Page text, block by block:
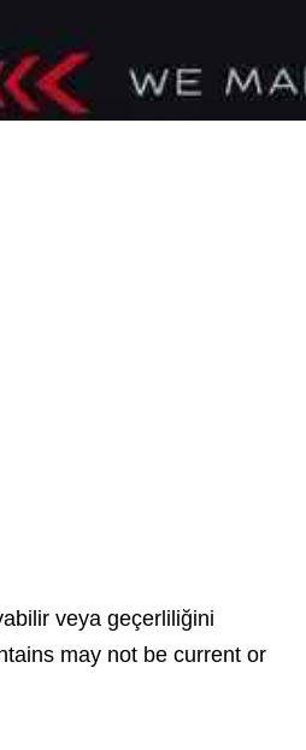
veya geçerliliğini
may not be current or